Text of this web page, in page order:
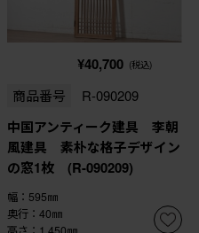
¥40,700 (税込)
商品番号 R-090209
中国アンティーク建具 李朝
風建具 素朴な格子デザイン
の窓1枚 (R-090209)
幅：595㎜
奥行：40㎜